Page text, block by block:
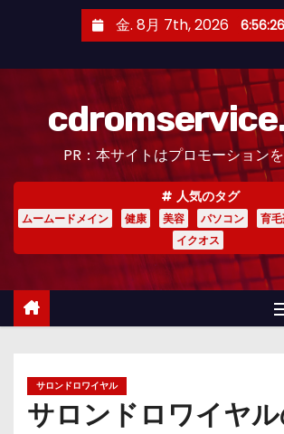
金. 8月 7th, 2026
PR：本サイトはプロモーション
人気のタグ
ムームードメイン 健康 美容 パソコン 育
イクオス
サロンドロワイヤル
サロンドロワイヤ